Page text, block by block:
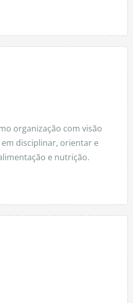
organização com visão
disciplinar, orientar e
e nutrição.